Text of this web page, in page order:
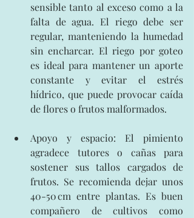
sensible tanto al exceso como a la
falta de agua. El riego debe ser
regular, manteniendo la humedad
sin encharcar. El riego por goteo
es ideal para mantener un aporte
constante y evitar el estrés
hídrico, que puede provocar caída
de flores o frutos malformados.
Apoyo y espacio: El pimiento
agradece tutores o cañas para
sostener sus tallos cargados de
frutos. Se recomienda dejar unos
40-50 cm entre plantas. Es buen
compañero de cultivos como